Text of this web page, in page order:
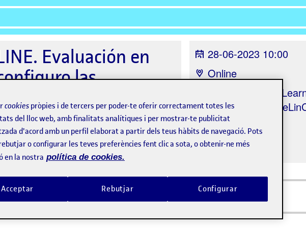
Evaluación en
las
todo encaje (1a
28-06-2023 10:00
Online
Innovation Center
cookies pròpies i de tercers per poder-te oferir correctament totes les
del lloc web, amb finalitats analítiques i per mostrar-te publicitat
d'acord amb un perfil elaborat a partir dels teus hàbits de navegació. Pots
o configurar les teves preferències fent clic a sota, o obtenir-ne més
en la nostra política de cookies.
Rebutjar
Acceptar Configurar